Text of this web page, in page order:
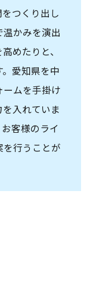
つくり出し
かみを演出
めたりと、
愛知県を中
ムを手掛け
入れていま
客様のライ
行うことが